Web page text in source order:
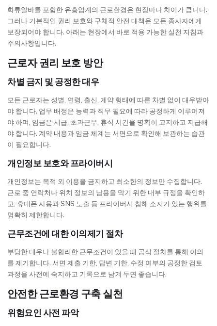
화류알바를 포함한 유흥업계의 근로환경은 현장마다 차이가 큽니다.
그러나 기본적인 권리 보호와 구체적 안전 대책은 모든 종사자에게
보장되어야 합니다. 아래는 현장에서 바로 적용 가능한 실천 지침과
주의사항입니다.
근로자 권리 보호 방안
차별 금지 및 공정한 대우
모든 근로자는 성별, 연령, 출신, 계약 형태에 따른 차별 없이 대우받아
야 합니다. 업무 배정은 능력과 직무 필요에 따라 공정하게 이루어져
야 하며, 임금은 시급, 초과근무, 휴식 시간을 명확히 고지하고 지급해
야 합니다. 계약 내용과 임금 체계는 서면으로 확인해 보관하는 습관
이 필요합니다.
개인정보 보호와 프라이버시
개인정보는 목적 외 이용을 금지하고 최소한의 정보만 수집합니다.
근로 중 연락처나 위치 정보의 남용을 막기 위한 내부 규정을 확인하
고, 휴대폰 사용과 SNS 노출 등 프라이버시 침해 소지가 있는 행위를
명확히 제한합니다.
근무조건에 대한 이의제기 절차
부당한 대우나 불합리한 근무조건이 있을 때 공식 절차를 통해 이의
를 제기합니다. 서면 제출 기한, 답변 기한, 수정 여부의 공정한 검토
과정을 사전에 숙지하고 기록으로 남겨 두면 좋습니다.
안전한 근로환경 구축 실천
위험요인 사전 파악